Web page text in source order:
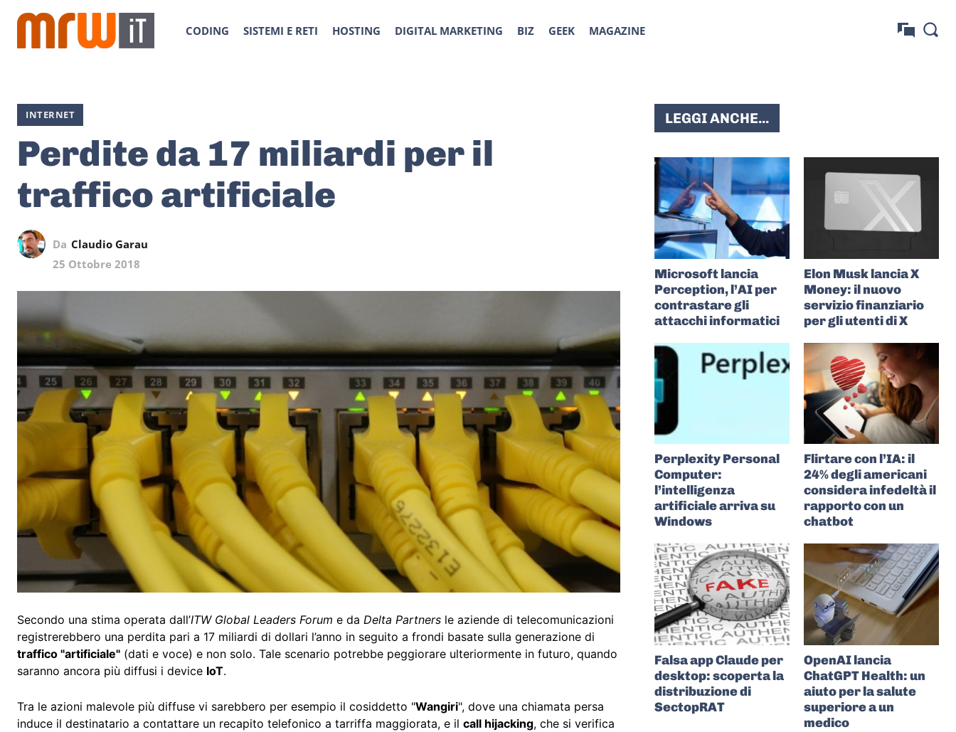
CODING SISTEMI E RETI HOSTING DIGITAL MARKETING BIZ GEEK MAGAZINE
INTERNET
Perdite da 17 miliardi per il
traffico artificiale
Da Claudio Garau
25 Ottobre 2018
Secondo una stima operata dall’ITW Global Leaders Forum e da Delta Partners le aziende di telecomunicazioni
registrerebbero una perdita pari a 17 miliardi di dollari l’anno in seguito a frondi basate sulla generazione di
traffico "artificiale" (dati e voce) e non solo. Tale scenario potrebbe peggiorare ulteriormente in futuro, quando
saranno ancora più diffusi i device IoT.
Tra le azioni malevole più diffuse vi sarebbero per esempio il cosiddetto "Wangiri", dove una chiamata persa
induce il destinatario a contattare un recapito telefonico a tarriffa maggiorata, e il call hijacking, che si verifica
LEGGI ANCHE...
Microsoft lancia
Perception, l’AI per
contrastare gli
attacchi informatici
Elon Musk lancia X
Money: il nuovo
servizio finanziario
per gli utenti di X
Perplexity Personal
Computer:
l’intelligenza
artificiale arriva su
Windows
Flirtare con l’IA: il
24% degli americani
considera infedeltà il
rapporto con un
chatbot
Falsa app Claude per
desktop: scoperta la
distribuzione di
SectopRAT
OpenAI lancia
ChatGPT Health: un
aiuto per la salute
superiore a un
medico